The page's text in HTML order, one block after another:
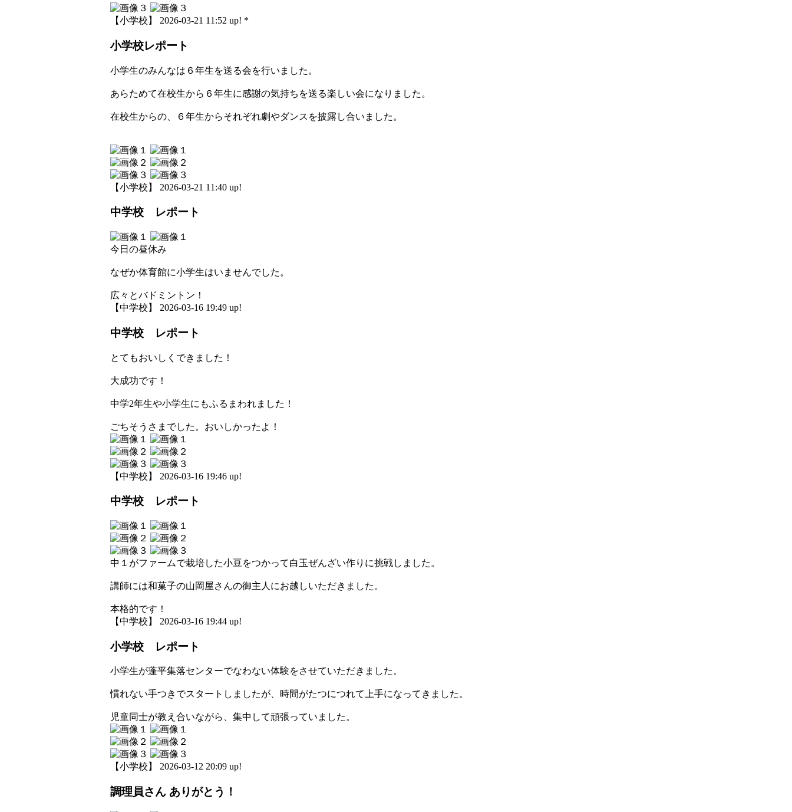
【小学校】 2026-03-21 11:52 up! *
小学校レポート
小学生のみんなは６年生を送る会を行いました。
あらためて在校生から６年生に感謝の気持ちを送る楽しい会になりました。
在校生からの、６年生からそれぞれ劇やダンスを披露し合いました。
【小学校】 2026-03-21 11:40 up!
中学校 レポート
今日の昼休み
なぜか体育館に小学生はいませんでした。
広々とバドミントン！
【中学校】 2026-03-16 19:49 up!
中学校 レポート
とてもおいしくできました！
大成功です！
中学2年生や小学生にもふるまわれました！
ごちそうさまでした。おいしかったよ！
【中学校】 2026-03-16 19:46 up!
中学校 レポート
中１がファームで栽培した小豆をつかって白玉ぜんざい作りに挑戦しました。
講師には和菓子の山岡屋さんの御主人にお越しいただきました。
本格的です！
【中学校】 2026-03-16 19:44 up!
小学校 レポート
小学生が蓬平集落センターでなわない体験をさせていただきました。
慣れない手つきでスタートしましたが、時間がたつにつれて上手になってきました。
児童同士が教え合いながら、集中して頑張っていました。
【小学校】 2026-03-12 20:09 up!
調理員さん ありがとう！